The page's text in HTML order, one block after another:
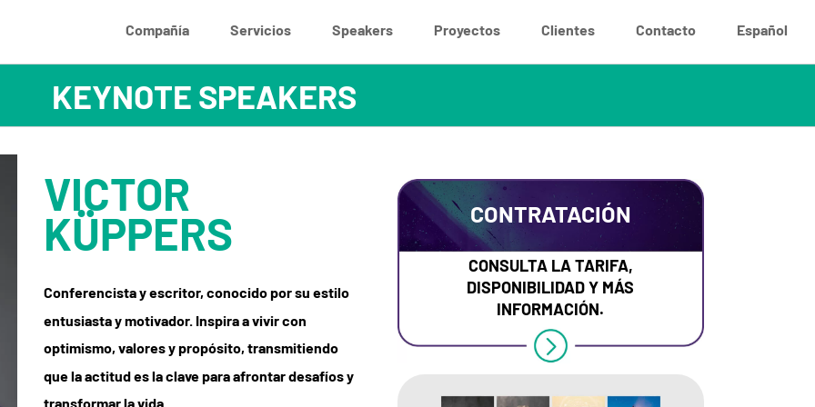
Compañía Servicios Speakers Proyectos Clientes Contacto Español
VICTOR
KÜPPERS
Conferencista y escritor, conocido por su estilo
entusiasta y motivador. Inspira a vivir con
optimismo, valores y propósito, transmitiendo
que la actitud es la clave para afrontar desafíos y
transformar la vida.
CONTRATACIÓN
CONSULTA LA TARIFA,
DISPONIBILIDAD Y MÁS
INFORMACIÓN.